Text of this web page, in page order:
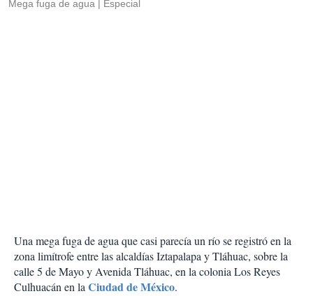
Mega fuga de agua Especial
Una mega fuga de agua que casi parecía un río se registró en la
zona limítrofe entre las alcaldías Iztapalapa y Tláhuac, sobre la
calle 5 de Mayo y Avenida Tláhuac, en la colonia Los Reyes
Culhuacán en laCiudad de México.